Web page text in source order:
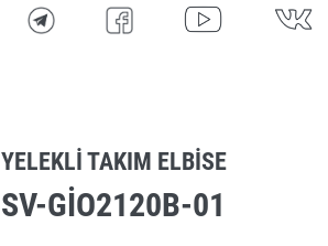
YELEKLI TAKIM ELBISE
SV-GIO2120B-01